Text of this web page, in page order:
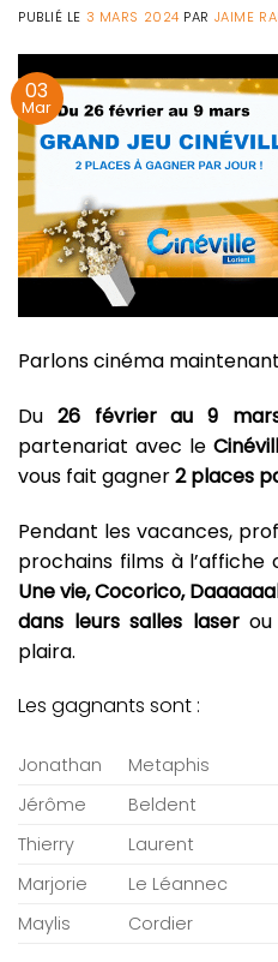
PUBLIÉ LE 3 MARS 2024 PAR JAIME
03
Mar
Parlons cinéma maintenant
Du 26 février au 9
partenariat avec le
vous fait gagner2 places
Pendant les vacances,
prochains films à l’affiche
Une vie, Cocorico,
dans leurs salles laser
plaira.
Les gagnants sont :
Jonathan Metaphis
Jérôme
Beldent
Thierry
Laurent
Marjorie
Le Léannec
Maylis
Cordier